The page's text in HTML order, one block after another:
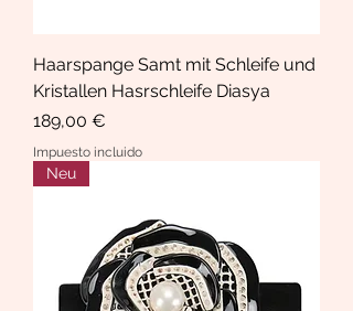
Haarspange Samt mit Schleife und
Kristallen Hasrschleife Diasya
Precio
189,00 €
Impuesto incluido
Neu